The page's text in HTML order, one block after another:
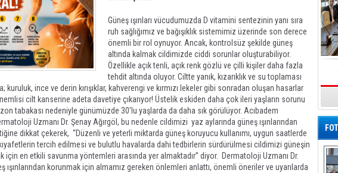
Güneş ışınları vücudumuzda D vitamini sentezinin yanı sıra
ruh sağlığımız ve bağışıklık sistemimiz üzerinde son derece
önemli bir rol oynuyor. Ancak, kontrolsüz şekilde güneş
altında kalmak cildimizde ciddi sorunlar oluşturabiliyor.
Özellikle açık tenli, açık renk gözlü ve çilli kişiler daha fazla
tehdit altında oluyor. Ciltte yanık, kızarıklık ve su toplaması
kuruluk, ince ve derin kırışıklar, kahverengi ve kırmızı lekeler gibi sonradan oluşan hasarlar
cilt kanserine adeta davetiye çıkarıyor! Üstelik eskiden daha çok ileri yaşların sorunu
tabakası nedeniyle günümüzde 30’lu yaşlarda da daha sık görülüyor. Acıbadem
Uzmanı Dr. Şenay Ağırgöl, bu nedenle cildimizi yaz aylarında güneş ışınlarından
dikkat çekerek, “Düzenli ve yeterli miktarda güneş koruyucu kullanımı, uygun saatlerde
kıyafetlerin tercih edilmesi ve bulutlu havalarda dahi tedbirlerin sürdürülmesi cildimizi güneşin
için en etkili savunma yöntemleri arasında yer almaktadır” diyor. Dermatoloji Uzmanı Dr.
ışınlarından korunmak için almamız gereken önlemleri anlattı, önemli öneriler ve uyarılarda